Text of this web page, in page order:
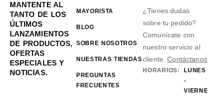
MANTENTE AL
TANTO DE LOS
ÚLTIMOS
LANZAMIENTOS
DE PRODUCTOS,
OFERTAS
ESPECIALES Y
NOTICIAS.
MAYORISTA
BLOG
SOBRE NOSOTROS
NUESTRAS TIENDAS
PREGUNTAS
FRECUENTES
¿Tienes dudas
sobre tu pedido?
Comunícate con
nuestro servicio al
cliente.Contáctanos
HORARIOS:
LUNES
-
VIERNE